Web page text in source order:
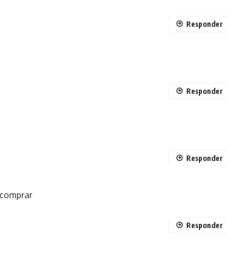
Responder
Responder
Responder
Responder